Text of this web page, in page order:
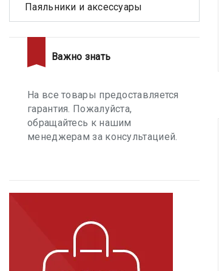
Паяльники и аксессуары
Важно знать
На все товары предоставляется
гарантия. Пожалуйста,
обращайтесь к нашим
менеджерам за консультацией.